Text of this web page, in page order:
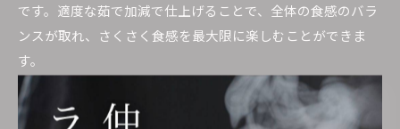
です。適度な茹で加減で仕上げることで、全体の食感のバラ
ンスが取れ、さくさく食感を最大限に楽しむことができま
す。
さくさく食感を家庭で再現するためのポイント